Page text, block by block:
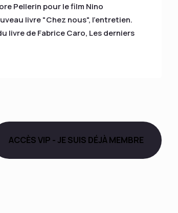
Pellerin pour le film Nino
livre "Chez nous", l'entretien.
livre de Fabrice Caro, Les derniers
ACCÈS VIP - JE SUIS DÉJÀ MEMBRE